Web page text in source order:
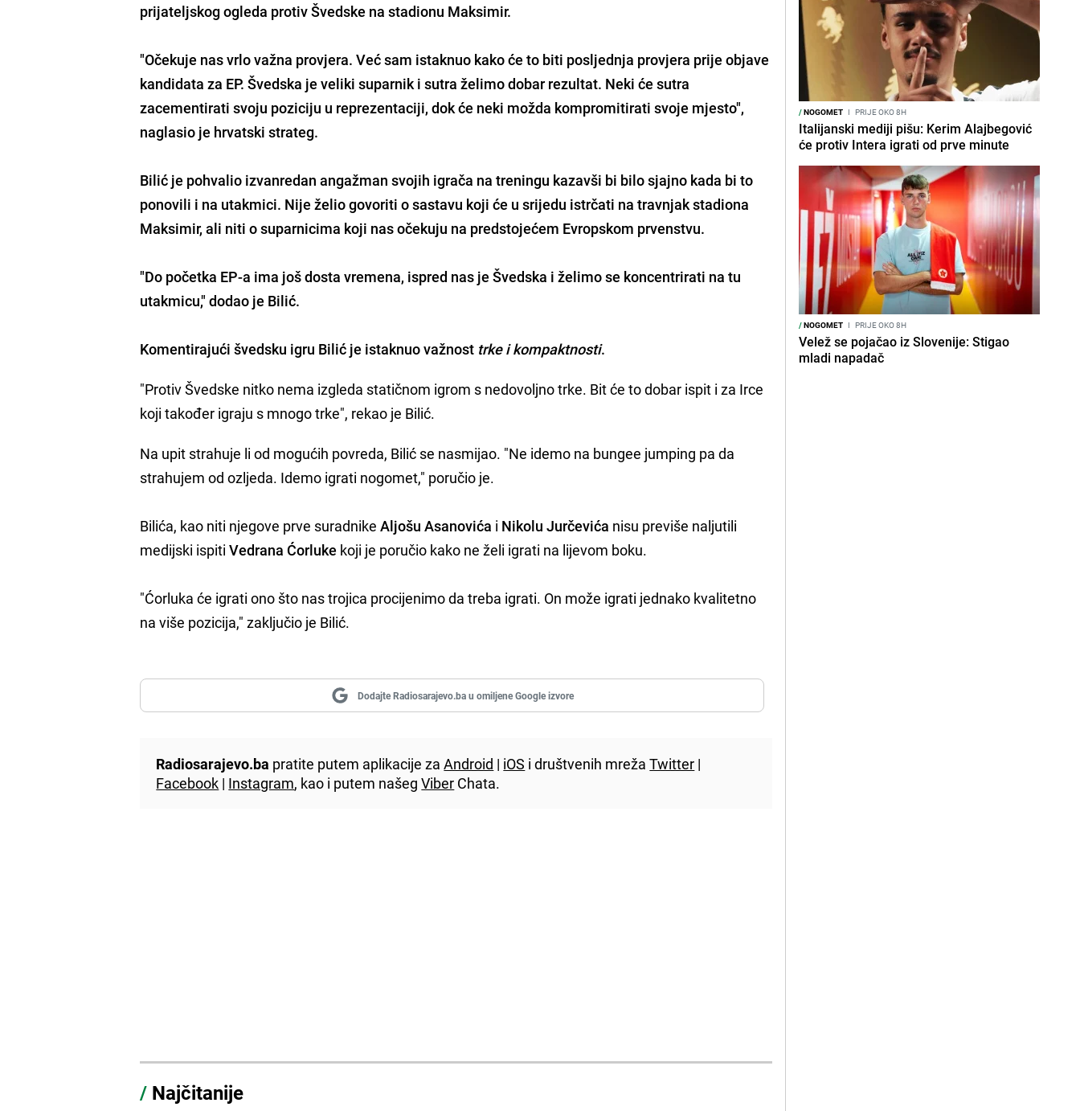
prijateljskog ogleda protiv Švedske na stadionu Maksimir.
"Očekuje nas vrlo važna provjera. Već sam istaknuo kako će to biti posljednja provjera prije objave
kandidata za EP. Švedska je veliki suparnik i sutra želimo dobar rezultat. Neki će sutra
zacementirati svoju poziciju u reprezentaciji, dok će neki možda kompromitirati svoje mjesto",
naglasio je hrvatski strateg.
Bilić je pohvalio izvanredan angažman svojih igrača na treningu kazavši bi bilo sjajno kada bi to
ponovili i na utakmici. Nije želio govoriti o sastavu koji će u srijedu istrčati na travnjak stadiona
Maksimir, ali niti o suparnicima koji nas očekuju na predstojećem Evropskom prvenstvu.
"Do početka EP-a ima još dosta vremena, ispred nas je Švedska i želimo se koncentrirati na tu
utakmicu," dodao je Bilić.
Komentirajući švedsku igru Bilić je istaknuo važnost trke i kompaktnosti.
"Protiv Švedske nitko nema izgleda statičnom igrom s nedovoljno trke. Bit će to dobar ispit i za Irce
koji također igraju s mnogo trke", rekao je Bilić.
Na upit strahuje li od mogućih povreda, Bilić se nasmijao. "Ne idemo na bungee jumping pa da
strahujem od ozljeda. Idemo igrati nogomet," poručio je.
Bilića, kao niti njegove prve suradnikeAljošu Asanovića i Nikolu Jurčevića nisu previše naljutili
medijski ispitiVedrana Ćorluke koji je poručio kako ne želi igrati na lijevom boku.
"Ćorluka će igrati ono što nas trojica procijenimo da treba igrati. On može igrati jednako kvalitetno
na više pozicija," zaključio je Bilić.
Dodajte Radiosarajevo.ba u omiljene Google izvore
Radiosarajevo.ba pratite putem aplikacije zaAndroid | iOS i društvenih mrežaTwitter |
Facebook | Instagram, kao i putem našegViber Chata.
/ Najčitanije
/NOGOMET I PRIJE OKO 8H
Italijanski mediji pišu: Kerim Alajbegović
će protiv Intera igrati od prve minute
/NOGOMET I PRIJE OKO 8H
Velež se pojačao iz Slovenije: Stigao
mladi napadač